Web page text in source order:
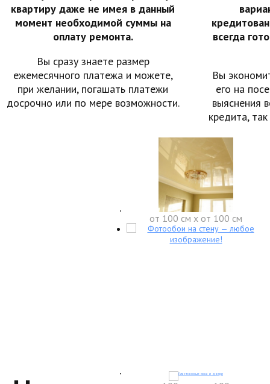
квартиру даже не имея в данный
момент необходимой суммы на
оплату ремонта.
Вы сразу знаете размер
ежемесячного платежа и можете,
при желании, погашать платежи
досрочно или по мере возможности.
всегда
Вы
его на
выяснения
кредита,
от 100 см x от 100 см